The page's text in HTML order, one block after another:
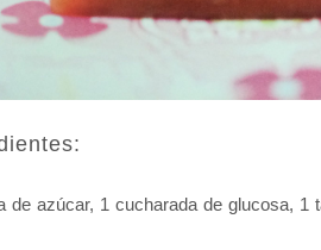
de azúcar, 1 cucharada de glucosa, 1